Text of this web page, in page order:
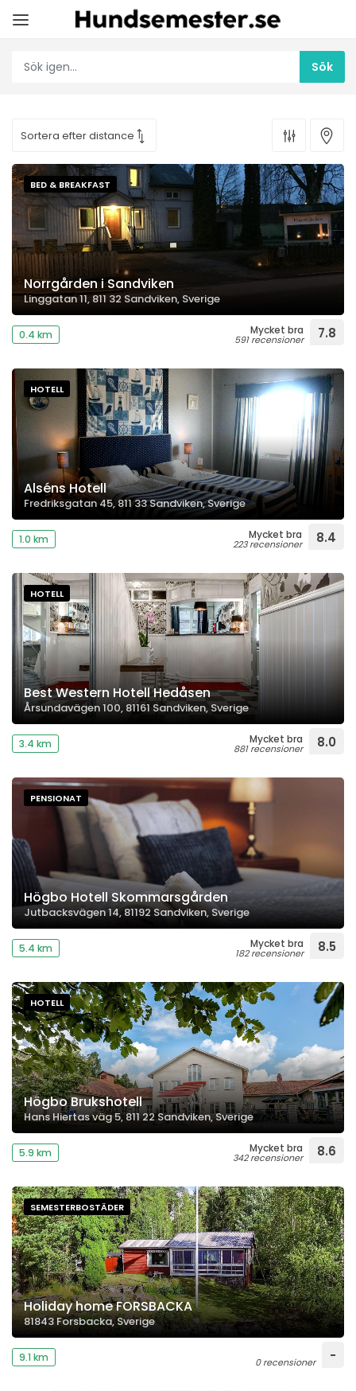
BED & BREAKFAST
Norrgården i Sandviken
Linggatan 11, 811 32 Sandviken, Sverige
0.4 km Mycket bra
591 recensioner 7.8
HOTELL
Alséns Hotell
Fredriksgatan 45, 811 33 Sandviken, Sverige
1.0 km Mycket bra
223 recensioner 8.4
HOTELL
Best Western Hotell Hedåsen
Årsundavägen 100, 81161 Sandviken, Sverige
3.4 km Mycket bra
881 recensioner 8.0
PENSIONAT
Högbo Hotell Skommarsgården
Jutbacksvägen 14, 81192 Sandviken, Sverige
5.4 km Mycket bra
182 recensioner 8.5
HOTELL
Högbo Brukshotell
Hans Hiertas väg 5, 811 22 Sandviken, Sverige
5.9 km Mycket bra
342 recensioner 8.6
SEMESTERBOSTÄDER
Holiday home FORSBACKA
81843 Forsbacka, Sverige
9.1 km 0 recensioner -